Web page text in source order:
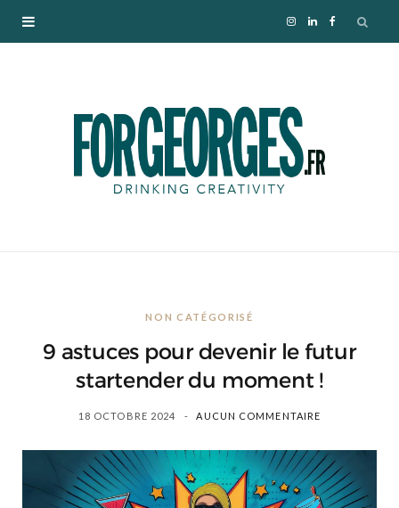
I
s
m
L
k
NON CATÉGORISÉ
9 astuces pour devenir le futur
startender du moment !
18 OCTOBRE 2024 AUCUN COMMENTAIRE